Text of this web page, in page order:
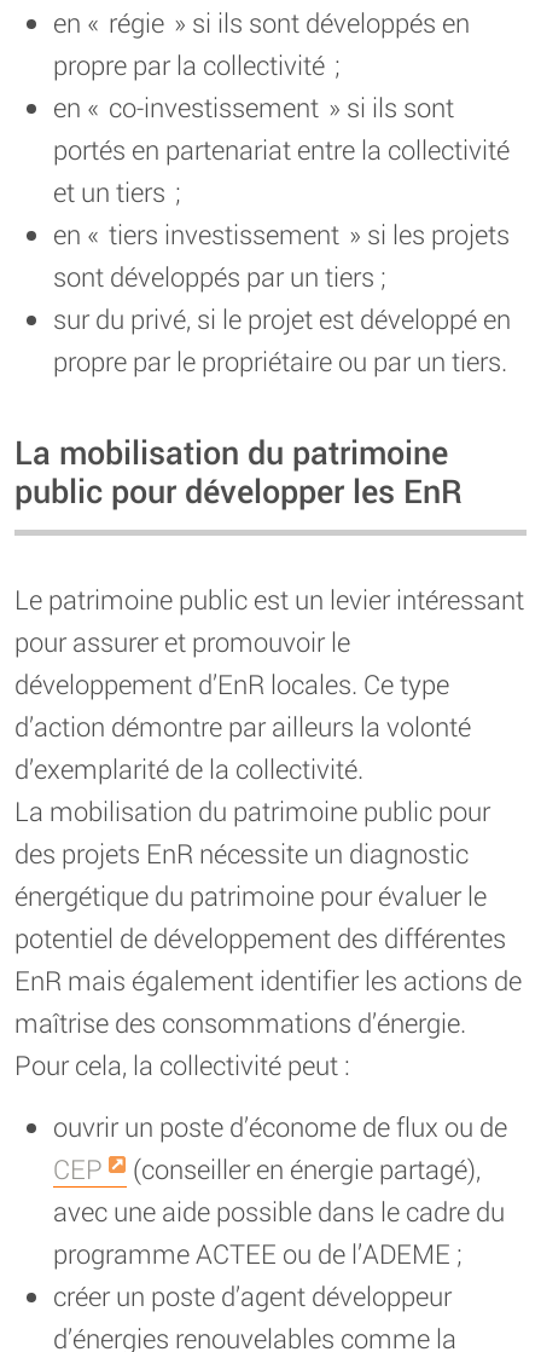
en « régie » si ils sont développés en
propre par la collectivité ;
en « co-investissement » si ils sont
portés en partenariat entre la collectivité
et un tiers ;
en « tiers investissement » si les projets
sont développés par un tiers ;
sur du privé, si le projet est développé en
propre par le propriétaire ou par un tiers.
La mobilisation du patrimoine
public pour développer les EnR
Le patrimoine public est un levier intéressant
pour assurer et promouvoir le
développement d’EnR locales. Ce type
d’action démontre par ailleurs la volonté
d’exemplarité de la collectivité.
La mobilisation du patrimoine public pour
des projets EnR nécessite un diagnostic
énergétique du patrimoine pour évaluer le
potentiel de développement des différentes
EnR mais également identifier les actions de
maîtrise des consommations d’énergie.
Pour cela, la collectivité peut :
ouvrir un poste d’économe de flux ou de
CEP
(conseiller en énergie partagé),
avec une aide possible dans le cadre du
programme ACTEE ou de l’ADEME ;
créer un poste d’agent développeur
d’énergies renouvelables comme la